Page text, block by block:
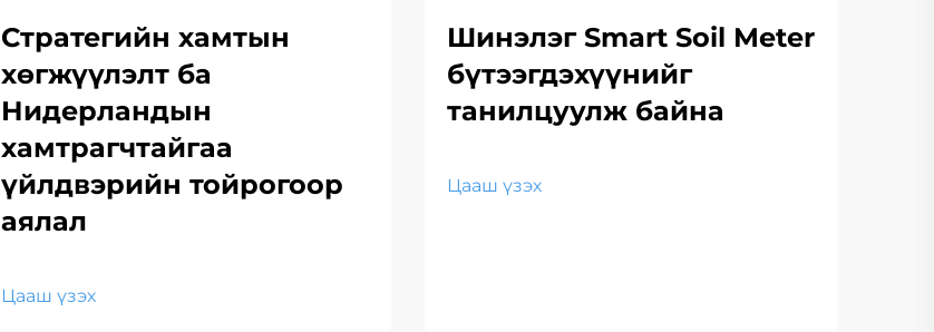
Стратегийн хамтын
хөгжүүлэлт ба
Нидерландын
хамтрагчтайгаа
үйлдвэрийн тойрогоор
аялал
Цааш үзэх
Шинэлэг Smart Soil Meter
бүтээгдэхүүнийг
танилцуулж байна
Цааш үзэх